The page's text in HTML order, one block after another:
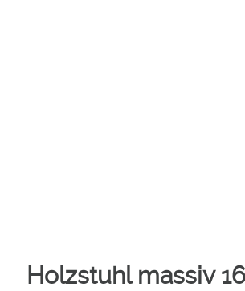
Holzstuhl massiv